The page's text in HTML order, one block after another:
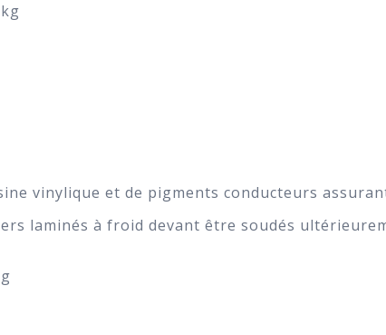
vinylique et de pigments conducteurs
laminés à froid devant être soudés